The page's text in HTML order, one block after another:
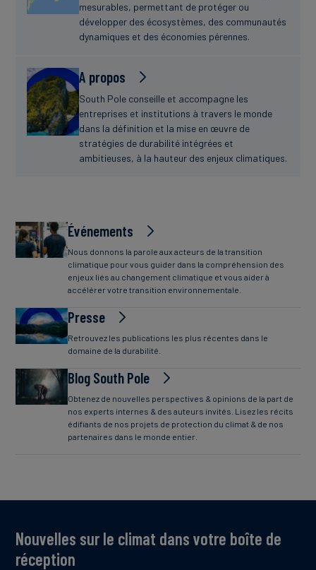
mesurables, permettant de protéger ou
développer des écosystèmes, des communautés
dynamiques et des économies pérennes.
A propos
South Pole conseille et accompagne les
entreprises et institutions à travers le monde
dans la définition et la mise en œuvre de
stratégies de durabilité intégrées et
ambitieuses, à la hauteur des enjeux climatiques.
Événements
Nous donnons la parole aux acteurs de la transition
climatique pour vous guider dans la compréhension des
enjeux liés au changement climatique et vous aider à
accélérer votre transition environnementale.
Presse
Retrouvez les publications les plus récentes dans le
domaine de la durabilité.
Blog South Pole
Obtenez de nouvelles perspectives & opinions de la part de
nos experts internes & des auteurs invités. Lisez les récits
édifiants de nos projets de protection du climat & de nos
partenaires dans le monde entier.
Nouvelles sur le climat dans votre boîte de
réception